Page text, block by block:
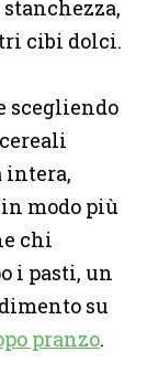
cibi dolci.
scegliendo
intera,
modo più
chi
i pasti, un
su
pranzo.